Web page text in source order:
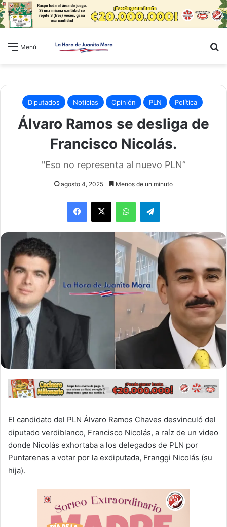
Menú
Diputados Noticias Opinión PLN Política
Álvaro Ramos se desliga de
Francisco Nicolás.
"Eso no representa al nuevo PLN”
agosto 4, 2025 Menos de un minuto
WhatsAppTelegram
El candidato del PLN Álvaro Ramos Chaves desvinculó del
diputado verdiblanco, Francisco Nicolás, a raíz de un video
donde Nicolás exhortaba a los delegados de PLN por
Puntarenas a votar por la exdiputada, Franggi Nicolás (su
hija).